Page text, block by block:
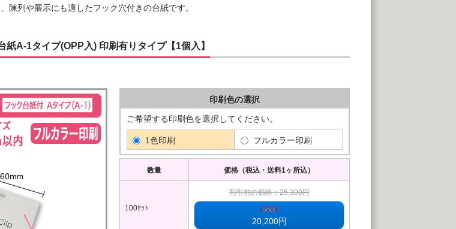
陳列や展示にも適したフック穴付きの台紙です。
A-1タイプ(OPP入) 印刷有りタイプ【1個入】
印刷色の選択
ご希望する印刷色を選択してください。
1色印刷 フルカラー印刷
数量 価格（税込・送料1ヶ所込）
100ｾｯﾄ
割引前の価格：25,300円
20,200円